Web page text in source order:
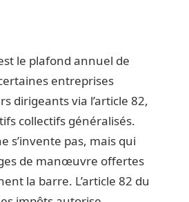
le plafond annuel de
entreprises
dirigeants via l’article 82,
collectifs généralisés.
s’invente pas, mais qui
de manœuvre offertes
la barre. L’article 82 du